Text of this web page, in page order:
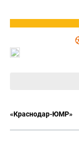
«Краснодар-ЮМР»